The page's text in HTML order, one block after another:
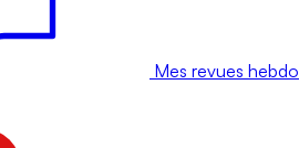
Mes revues hebdo